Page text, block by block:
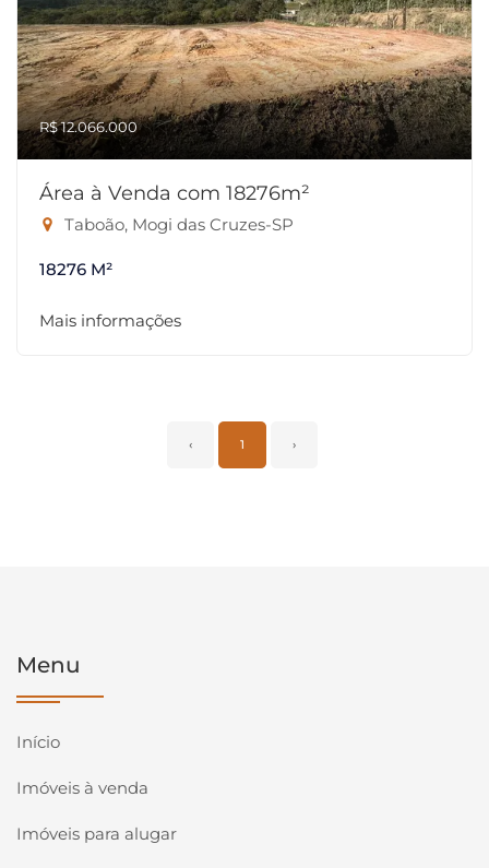
R$ 12.066.000
Área à Venda com 18276m²
Taboão, Mogi das Cruzes-SP
18276 M²
Mais informações
‹ 1 ›
Menu
Início
Imóveis à venda
Imóveis para alugar